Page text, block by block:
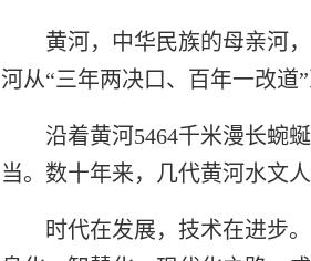
黄河，中华民族的母亲河
河从“三年两决口、百年一改道
沿着黄河5464千米漫长蜿
当。数十年来，几代黄河水文
时代在发展，技术在进步